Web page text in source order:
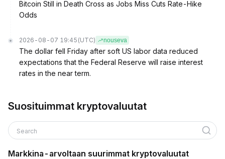
Bitcoin Still in Death Cross as Jobs Miss Cuts Rate-Hike
Odds
2026-08-07 19:45 (UTC) nouseva
The dollar fell Friday after soft US labor data reduced
expectations that the Federal Reserve will raise interest
rates in the near term.
Suosituimmat kryptovaluutat
Search
Markkina-arvoltaan suurimmat kryptovaluutat